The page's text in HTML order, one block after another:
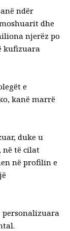
ndër
dhe
njerëz po
kufizuara
e
kanë marrë
duke u
në të cilat
në profilin e